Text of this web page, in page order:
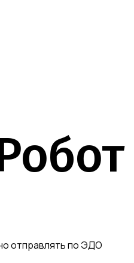
отправлять по ЭДО